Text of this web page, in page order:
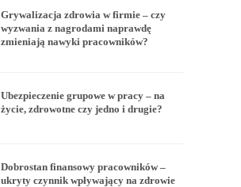
Grywalizacja zdrowia w firmie – czy
wyzwania z nagrodami naprawdę
zmieniają nawyki pracowników?
Ubezpieczenie grupowe w pracy – na
życie, zdrowotne czy jedno i drugie?
Dobrostan finansowy pracowników –
ukryty czynnik wpływający na zdrowie